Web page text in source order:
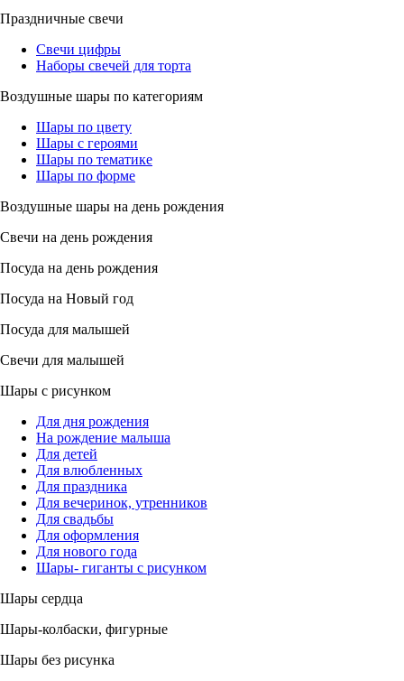
Праздничные свечи
Свечи цифры
Наборы свечей для торта
Воздушные шары по категориям
Шары по цвету
Шары с героями
Шары по тематике
Шары по форме
Воздушные шары на день рождения
Свечи на день рождения
Посуда на день рождения
Посуда на Новый год
Посуда для малышей
Свечи для малышей
Шары с рисунком
Для дня рождения
На рождение малыша
Для детей
Для влюбленных
Для праздника
Для вечеринок, утренников
Для свадьбы
Для оформления
Для нового года
Шары- гиганты с рисунком
Шары сердца
Шары-колбаски, фигурные
Шары без рисунка